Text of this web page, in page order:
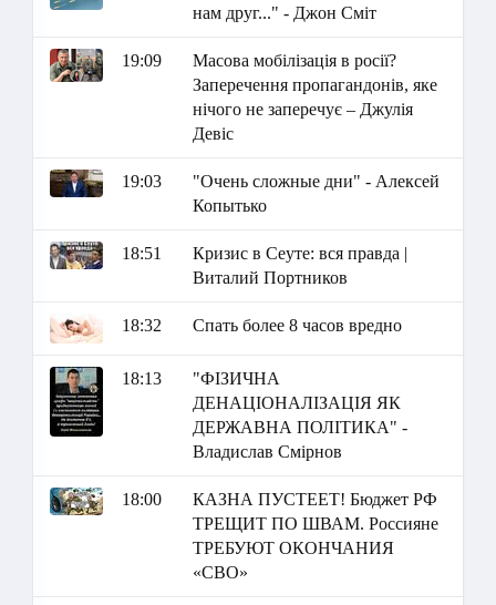
нам друг..." - Джон Сміт
19:09
Масова мобілізація в росії?
Заперечення пропагандонів, яке
нічого не заперечує – Джулія
Девіс
19:03
"Очень сложные дни" - Алексей
Копытько
18:51
Кризис в Сеуте: вся правда |
Виталий Портников
18:32 Спать более 8 часов вредно
18:13
"ФІЗИЧНА
ДЕНАЦІОНАЛІЗАЦІЯ ЯК
ДЕРЖАВНА ПОЛІТИКА" -
Владислав Смірнов
18:00
КАЗНА ПУСТЕЕТ! Бюджет РФ
ТРЕЩИТ ПО ШВАМ. Россияне
ТРЕБУЮТ ОКОНЧАНИЯ
«СВО»